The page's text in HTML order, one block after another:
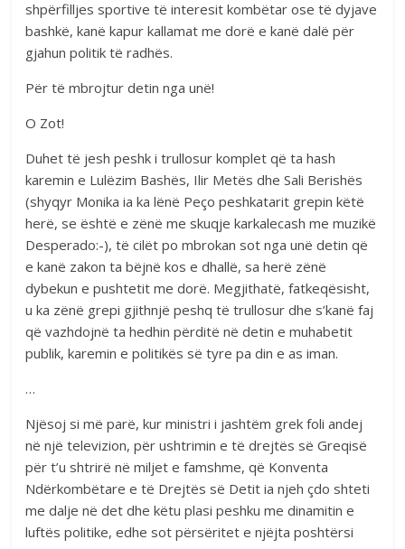
shpërfilljes sportive të interesit kombëtar ose të dyjave
bashkë, kanë kapur kallamat me dorë e kanë dalë për
gjahun politik të radhës.
Për të mbrojtur detin nga unë!
O Zot!
Duhet të jesh peshk i trullosur komplet që ta hash
karemin e Lulëzim Bashës, Ilir Metës dhe Sali Berishës
(shyqyr Monika ia ka lënë Peço peshkatarit grepin këtë
herë, se është e zënë me skuqje karkalecash me muzikë
Desperado:-), të cilët po mbrokan sot nga unë detin që
e kanë zakon ta bëjnë kos e dhallë, sa herë zënë
dybekun e pushtetit me dorë. Megjithatë, fatkeqësisht,
u ka zënë grepi gjithnjë peshq të trullosur dhe s’kanë faj
që vazhdojnë ta hedhin përditë në detin e muhabetit
publik, karemin e politikës së tyre pa din e as iman.
…
Njësoj si më parë, kur ministri i jashtëm grek foli andej
në një televizion, për ushtrimin e të drejtës së Greqisë
për t’u shtrirë në miljet e famshme, që Konventa
Ndërkombëtare e të Drejtës së Detit ia njeh çdo shteti
me dalje në det dhe këtu plasi peshku me dinamitin e
luftës politike, edhe sot përsëritet e njëjta poshtërsi